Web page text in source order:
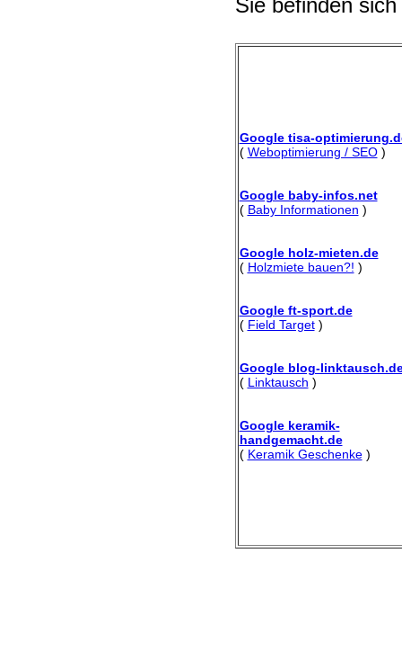
Google tisa-
( Weboptimierung / SEO)
Google baby-infos.net
( Baby Informationen )
Google holz-mieten.de
( Holzmiete bauen?! )
Google ft-sport.de
( Field Target)
Google blog-
( Linktausch )
Google keramik-
handgemacht.de
( Keramik Geschenke)